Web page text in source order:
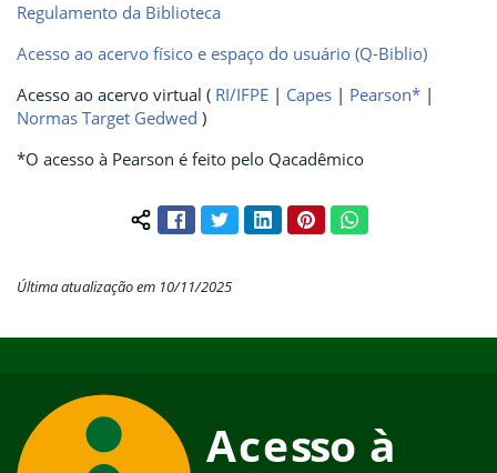
Regulamento da Biblioteca
Acesso ao acervo físico e espaço do usuário (Q-Biblio)
Acesso ao acervo virtual ( RI/IFPE | Capes | Pearson* |
Normas Target Gedwed )
*O acesso à Pearson é feito pelo Qacadêmico
Compartilhar conteúdo:
FacebookTwitterLinkedInPinterestWhatsApp
Última atualização em 10/11/2025